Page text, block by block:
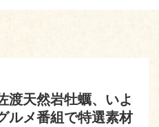
渡天然岩牡蠣、いよ
ルメ番組で特選素材